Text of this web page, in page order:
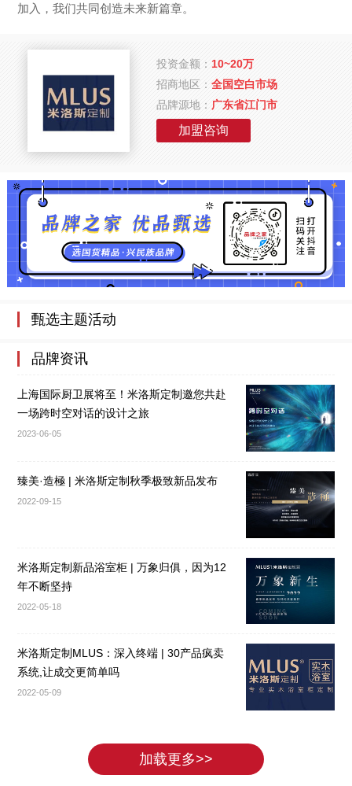
加入，我们共同创造未来新篇章。
投资金额： 10~20万
招商地区：全国空白市场
品牌源地： 广东省江门市
加盟咨询
甄选主题活动
品牌资讯
上海国际厨卫展将至！米洛斯定制邀您共赴
一场跨时空对话的设计之旅
2023-06-05
臻美·造極 | 米洛斯定制秋季极致新品发布
2022-09-15
米洛斯定制新品浴室柜 | 万象归俱，因为12
年不断坚持
2022-05-18
米洛斯定制MLUS：深入终端 | 30产品疯卖
系统,让成交更简单吗
2022-05-09
加载更多>>